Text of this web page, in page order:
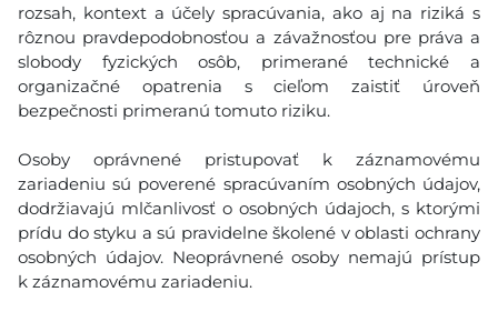
rozsah, kontext a účely spracúvania, ako aj na riziká s
rôznou pravdepodobnosťou a závažnosťou pre práva a
slobody fyzických osôb, primerané technické a
organizačné opatrenia s cieľom zaistiť úroveň
bezpečnosti primeranú tomuto riziku.
Osoby oprávnené pristupovať k záznamovému
zariadeniu sú poverené spracúvaním osobných údajov,
dodržiavajú mlčanlivosť o osobných údajoch, s ktorými
prídu do styku a sú pravidelne školené v oblasti ochrany
osobných údajov. Neoprávnené osoby nemajú prístup
k záznamovému zariadeniu.